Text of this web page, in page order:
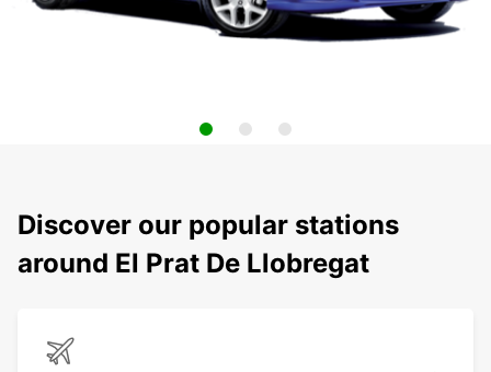
Discover our popular stations
around El Prat De Llobregat